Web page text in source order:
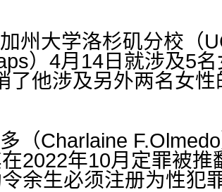
州大学洛杉矶分校（
）4月14日就涉及5
他涉及另外两名女性
（Charlaine
2022年10月定罪被推
余生必须注册为性犯罪